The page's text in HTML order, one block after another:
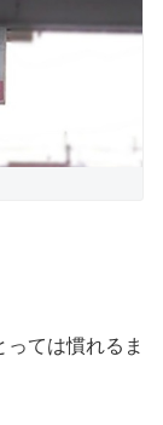
ては慣れるま